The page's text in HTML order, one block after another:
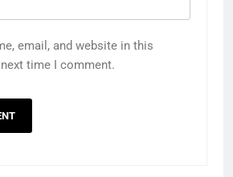
email, and website in this
time I comment.